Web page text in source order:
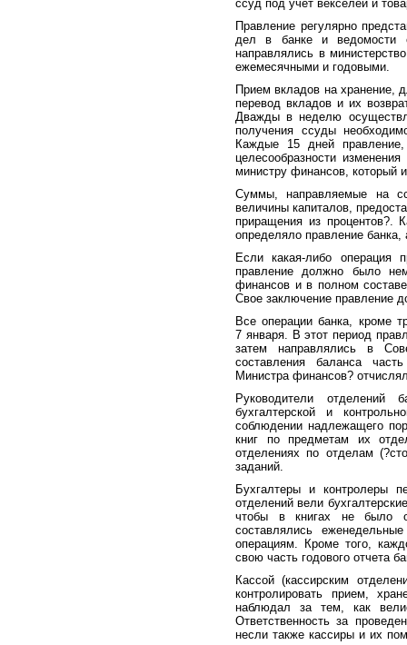
ссуд под учет векселей и
Правление регулярно
дел в банке и ведомости
направлялись в
ежемесячными и годовыми.
Прием вкладов на хранение,
перевод вкладов и их
Дважды в неделю
получения ссуды
Каждые 15 дней
целесообразности
министру финансов, который
Суммы, направляемые на
величины капиталов,
приращения из процентов?.
определяло правление
Если какая-либо операция
правление должно было
финансов и в полном
Свое заключение правление
Все операции банка, кроме
7 января. В этот период
затем направлялись в
составления баланса
Министра финансов?
Руководители отделений
бухгалтерской и
соблюдении надлежащего
книг по предметам их
отделениях по отделам
заданий.
Бухгалтеры и контролеры
отделений вели
чтобы в книгах не было
составлялись
операциям. Кроме того,
свою часть годового отчета
Кассой (кассирским
контролировать прием,
наблюдал за тем, как
Ответственность за
несли также кассиры и их